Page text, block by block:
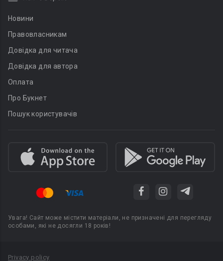
Новини
Правовласникам
Довідка для читача
Довідка для автора
Оплата
Про Букнет
Пошук користувачів
Увага! Сайт може містити матеріали, не призначені для перегляду
особами, які не досягли 18 років!
Privacy policy